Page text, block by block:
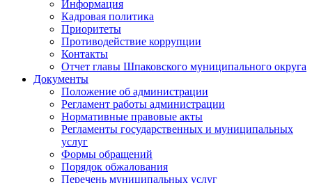
Информация
Кадровая политика
Приоритеты
Противодействие коррупции
Контакты
Отчет главы Шпаковского муниципального округа
Документы
Положение об администрации
Регламент работы администрации
Нормативные правовые акты
Регламенты государственных и муниципальных
услуг
Формы обращений
Порядок обжалования
Перечень муниципальных услуг